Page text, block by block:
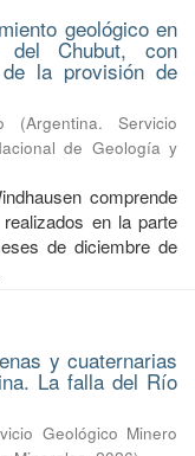
geológico en
Chubut, con
la provisión de
(Argentina. Servicio
de Geología y
comprende
en la parte
de diciembre de
y cuaternarias
La falla del Río
Geológico Minero